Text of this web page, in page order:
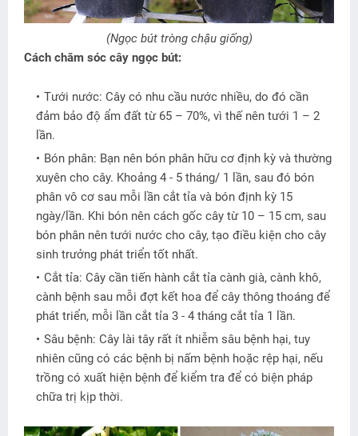
(Ngọc bút tròng chậu giống)
Cách chăm sóc cây ngọc bút:
Tưới nước: Cây có nhu cầu nước nhiều, do đó cần
đảm bảo độ ẩm đất từ 65 – 70%, vì thế nên tưới 1 – 2
lần.
Bón phân: Bạn nên bón phân hữu cơ định kỳ và thường
xuyên cho cây. Khoảng 4 - 5 tháng/ 1 lần, sau đó bón
phân vô cơ sau mỗi lần cắt tỉa và bón định kỳ 15
ngày/lần. Khi bón nên cách gốc cây từ 10 – 15 cm, sau
bón phân nên tưới nước cho cây, tạo điều kiện cho cây
sinh trưởng phát triển tốt nhất.
Cắt tỉa: Cây cần tiến hành cắt tỉa cành già, cành khô,
cành bệnh sau mỗi đợt kết hoa để cây thông thoáng để
phát triển, mỗi lần cắt tỉa 3 - 4 tháng cắt tỉa 1 lần.
Sâu bệnh: Cây lài tây rất ít nhiễm sâu bệnh hại, tuy
nhiên cũng có các bệnh bị nấm bệnh hoặc rệp hại, nếu
trồng có xuất hiện bệnh để kiểm tra để có biện pháp
chữa trị kịp thời.